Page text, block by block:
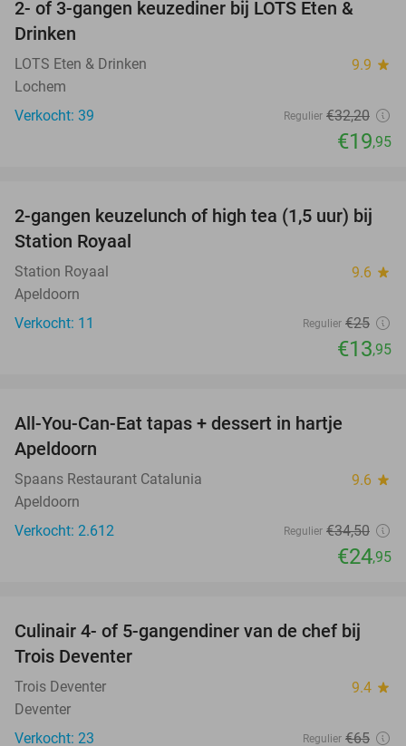
38%
TODAY
2- of 3-gangen keuzediner bij LOTS Eten &
Drinken
LOTS Eten & Drinken 9.9 star
Lochem
Verkocht: 39
Regulier €32,20
€19,95
44%
NEW
TODAY
2-gangen keuzelunch of high tea (1,5 uur) bij
Station Royaal
Station Royaal 9.6 star
Apeldoorn
Verkocht: 11
Regulier €25
€13,95
All-You-Can-Eat tapas + dessert in hartje
Apeldoorn
Spaans Restaurant Catalunia 9.6 star
Apeldoorn
Verkocht: 2.612
Regulier €34,50
€24,95
39%
Culinair 4- of 5-gangendiner van de chef bij
Trois Deventer
Trois Deventer 9.4 star
Deventer
Verkocht: 23
Regulier €65